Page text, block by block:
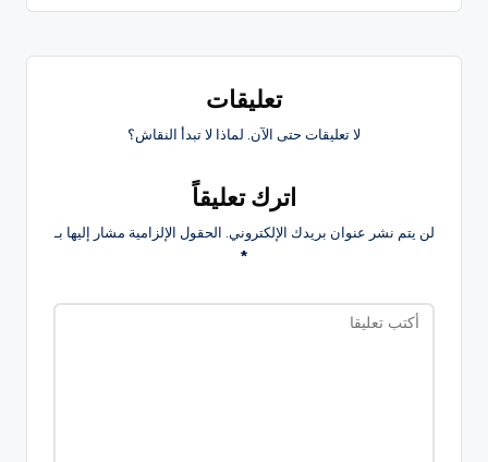
تعليقات
لا تعليقات حتى الآن. لماذا لا تبدأ النقاش؟
اترك تعليقاً
لن يتم نشر عنوان بريدك الإلكتروني. الحقول الإلزامية مشار إليها بـ
*